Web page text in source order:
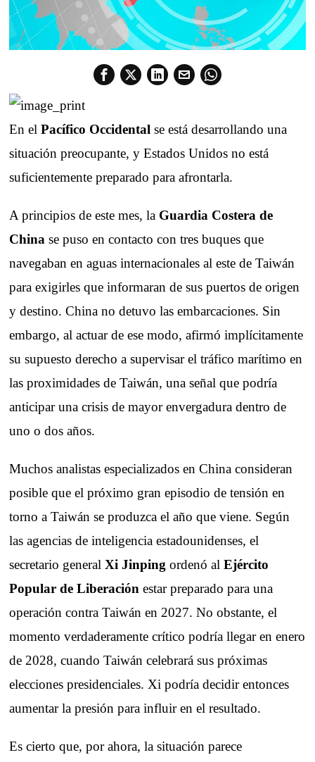
En elPacífico Occidental se está desarrollando una
situación preocupante, y Estados Unidos no está
suficientemente preparado para afrontarla.
A principios de este mes, la Guardia Costera de
China se puso en contacto con tres buques que
navegaban en aguas internacionales al este de Taiwán
para exigirles que informaran de sus puertos de origen
y destino. China no detuvo las embarcaciones. Sin
embargo, al actuar de ese modo, afirmó implícitamente
su supuesto derecho a supervisar el tráfico marítimo en
las proximidades de Taiwán, una señal que podría
anticipar una crisis de mayor envergadura dentro de
uno o dos años.
Muchos analistas especializados en China consideran
posible que el próximo gran episodio de tensión en
torno a Taiwán se produzca el año que viene. Según
las agencias de inteligencia estadounidenses, el
secretario generalXi Jinping ordenó alEjército
Popular de Liberación estar preparado para una
operación contra Taiwán en 2027. No obstante, el
momento verdaderamente crítico podría llegar en enero
de 2028, cuando Taiwán celebrará sus próximas
elecciones presidenciales. Xi podría decidir entonces
aumentar la presión para influir en el resultado.
Es cierto que, por ahora, la situación parece